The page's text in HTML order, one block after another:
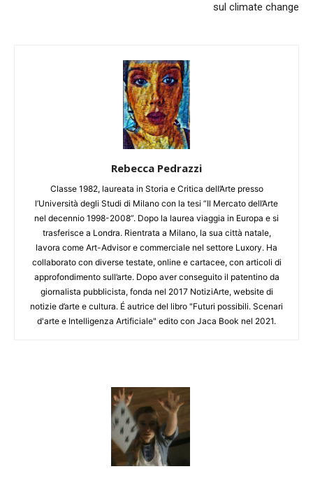
sul climate change
Rebecca Pedrazzi
Classe 1982, laureata in Storia e Critica dell’Arte presso
l’Università degli Studi di Milano con la tesi “Il Mercato dell’Arte
nel decennio 1998-2008”. Dopo la laurea viaggia in Europa e si
trasferisce a Londra. Rientrata a Milano, la sua città natale,
lavora come Art-Advisor e commerciale nel settore Luxory. Ha
collaborato con diverse testate, online e cartacee, con articoli di
approfondimento sull’arte. Dopo aver conseguito il patentino da
giornalista pubblicista, fonda nel 2017 NotiziArte, website di
notizie d’arte e cultura. É autrice del libro "Futuri possibili. Scenari
d'arte e Intelligenza Artificiale" edito con Jaca Book nel 2021.